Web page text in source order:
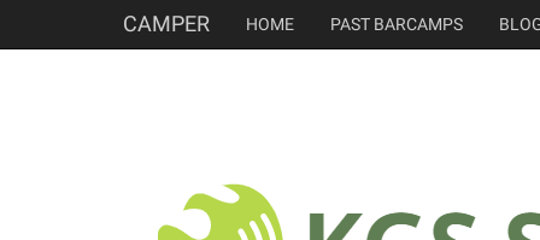
CAMPER HOME PAST BARCAMPS